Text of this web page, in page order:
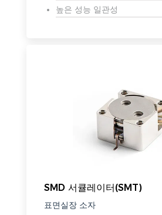
높은 성능 일관성
SMD 서큘레이터(SMT)
표면실장 소자